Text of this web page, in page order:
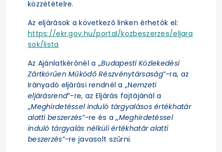
közzétételre.
Az eljárások a következő linken érhetők el:
https://ekr.gov.hu/portal/kozbeszerzes/eljara
sok/lista
Az Ajánlatkérőnél a „Budapesti Közlekedési
Zártkörűen Működő Részvénytársaság”-ra, az
Irányadó eljárási rendnél a „Nemzeti
eljárásrend”-re, az Eljárás fajtájánál a
„Meghirdetéssel induló tárgyalásos értékhatár
alatti beszerzés”-re és a „Meghirdetéssel
induló tárgyalás nélküli értékhatár alatti
beszerzés”-re javasolt szűrni.